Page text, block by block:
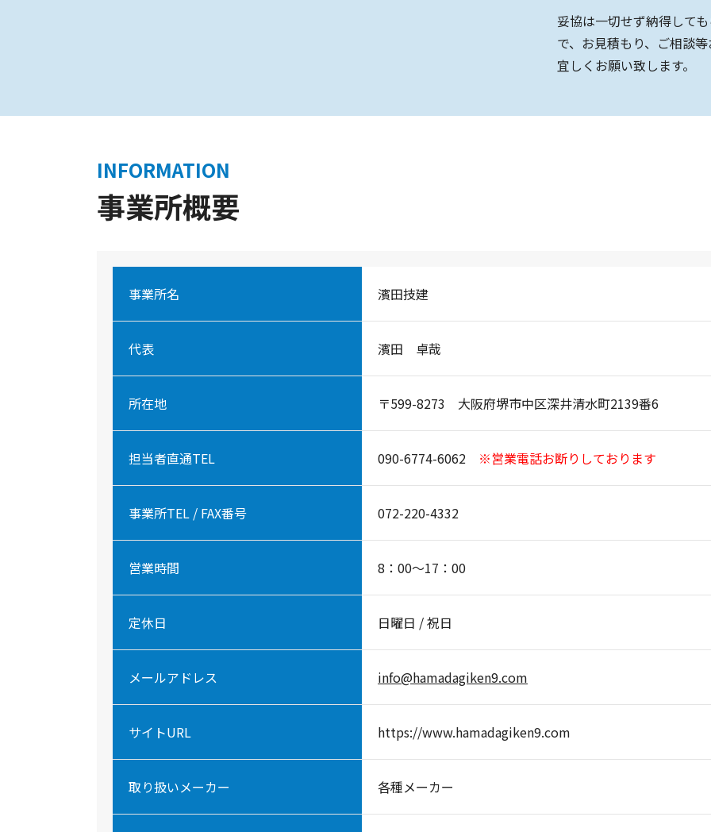
妥協は一切せず納得して
で、お見積もり、ご相談
宜しくお願い致します。
INFORMATION
事業所概要
事業所名 濱田技建
代表 濱田 卓哉
所在地 〒599-8273 大阪府堺市中区深井清水町2139番6
担当者直通TEL 090-6774-6062 ※営業電話お断りしております
事業所TEL / FAX番号 072-220-4332
営業時間 8：00～17：00
定休日 日曜日 / 祝日
メールアドレス info@hamadagiken9.com
サイトURL https://www.hamadagiken9.com​
取り扱いメーカー 各種メーカー